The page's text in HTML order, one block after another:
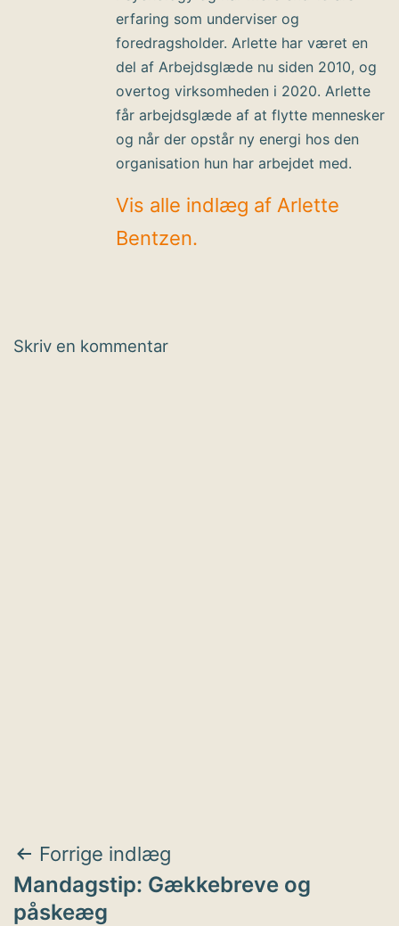
erfaring som underviser og
foredragsholder. Arlette har været en
del af Arbejdsglæde nu siden 2010, og
overtog virksomheden i 2020. Arlette
får arbejdsglæde af at flytte mennesker
og når der opstår ny energi hos den
organisation hun har arbejdet med.
Vis alle indlæg af Arlette
Bentzen.
Skriv en kommentar
Indlægsnavigation
Forrige indlæg
Mandagstip: Gækkebreve og
påskeæg